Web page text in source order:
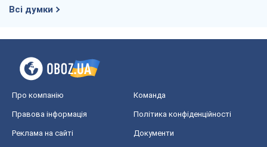
Всі думки
Про компанію Команда
Правова інформація Політика конфіденційності
Реклама на сайті Документи